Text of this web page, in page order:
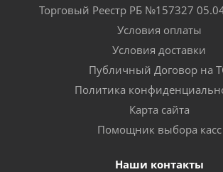
Торговый Реестр РБ №157327
Условия оплаты
Условия доставки
Публичный Договор на
Политика
Карта сайта
Помощник выбора касс
Наши контакты